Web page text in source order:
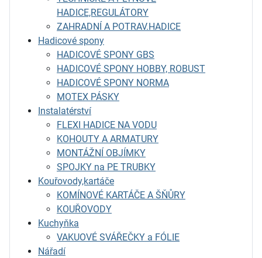
HADICE,REGULÁTORY
ZAHRADNÍ A POTRAV.HADICE
Hadicové spony
HADICOVÉ SPONY GBS
HADICOVÉ SPONY HOBBY, ROBUST
HADICOVÉ SPONY NORMA
MOTEX PÁSKY
Instalatérství
FLEXI HADICE NA VODU
KOHOUTY A ARMATURY
MONTÁŽNÍ OBJÍMKY
SPOJKY na PE TRUBKY
Kouřovody,kartáče
KOMÍNOVÉ KARTÁČE A ŠŇŮRY
KOUŘOVODY
Kuchyňka
VAKUOVÉ SVÁŘEČKY a FÓLIE
Nářadí